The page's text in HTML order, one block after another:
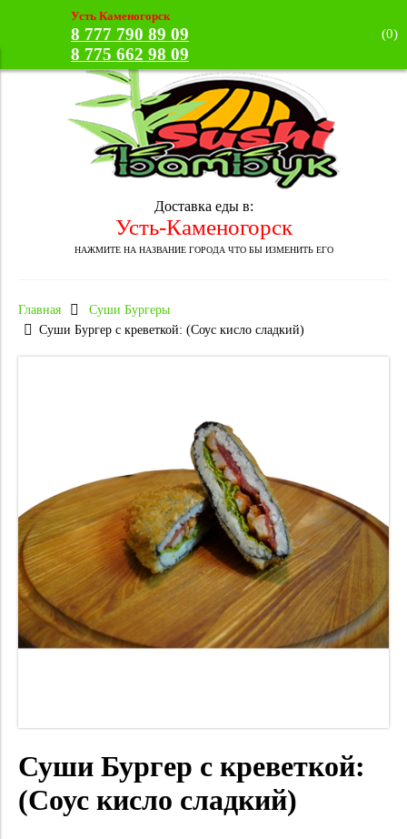
Усть Каменогорск
8 777 790 89 09
8 775 662 98 09
(0)
Доставка еды в:
Усть-Каменогорск
НАЖМИТЕ НА НАЗВАНИЕ ГОРОДА ЧТО БЫ ИЗМЕНИТЬ ЕГО
Главная
Суши Бургеры
Суши Бургер с креветкой: (Соус кисло сладкий)
Суши Бургер с креветкой:
(Соус кисло сладкий)